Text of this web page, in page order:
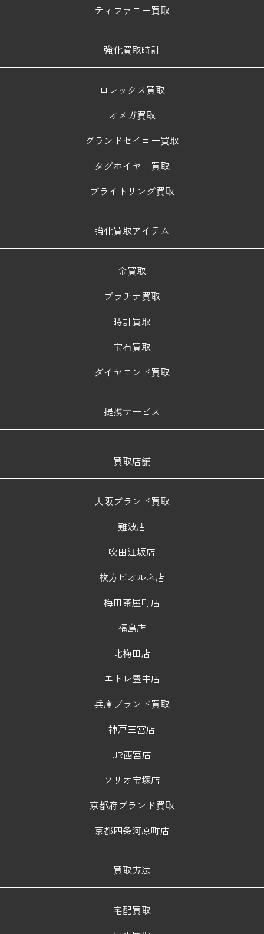
ティファニー買取
強化買取時計
ロレックス買取
オメガ買取
グランドセイコー買取
タグホイヤー買取
ブライトリング買取
強化買取アイテム
金買取
プラチナ買取
時計買取
宝石買取
ダイヤモンド買取
提携サービス
買取店舗
大阪ブランド買取
難波店
吹田江坂店
枚方ビオルネ店
梅田茶屋町店
福島店
北梅田店
エトレ豊中店
兵庫ブランド買取
神戸三宮店
JR西宮店
ソリオ宝塚店
京都府ブランド買取
京都四条河原町店
買取方法
宅配買取